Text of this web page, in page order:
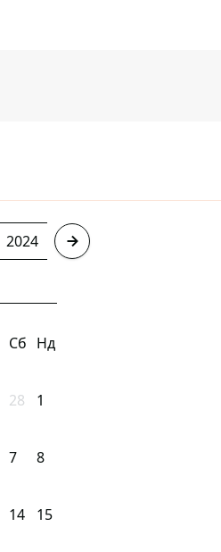
2024 2025
Сб Нд
28 1
7 8
14 15